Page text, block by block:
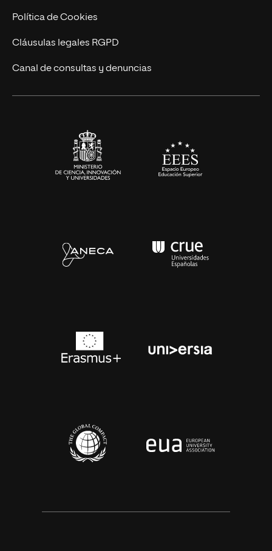
Ingeniería
Diseño
Ciencias de la Salud
Política de Cookies
Cláusulas legales RGPD
Canal de consultas y denuncias